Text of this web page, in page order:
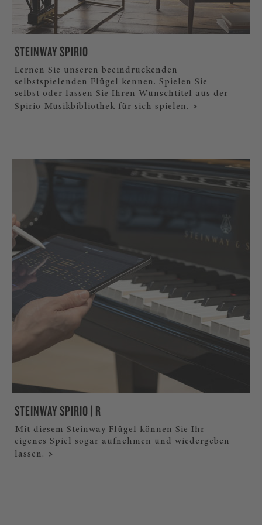
STEINWAY SPIRIO
Lernen Sie unseren beeindruckenden
selbstspielenden Flügel kennen. Spielen Sie
selbst oder lassen Sie Ihren Wunschtitel aus der
Spirio Musikbibliothek für sich spielen.
STEINWAY SPIRIO | R
Mit diesem Steinway Flügel können Sie Ihr
eigenes Spiel sogar aufnehmen und wiedergeben
lassen.